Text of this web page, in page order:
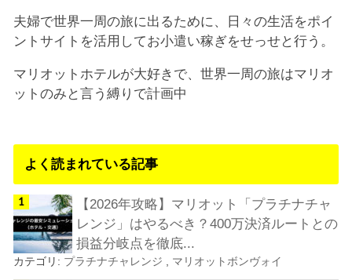
夫婦で世界一周の旅に出るために、日々の生活をポイ
ントサイトを活用してお小遣い稼ぎをせっせと行う。
マリオットホテルが大好きで、世界一周の旅はマリオ
ットのみと言う縛りで計画中
よく読まれている記事
【2026年攻略】マリオット「プラチナチャ
レンジ」はやるべき？400万決済ルートとの
損益分岐点を徹底...
カテゴリ: プラチナチャレンジ マリオットボンヴォイ